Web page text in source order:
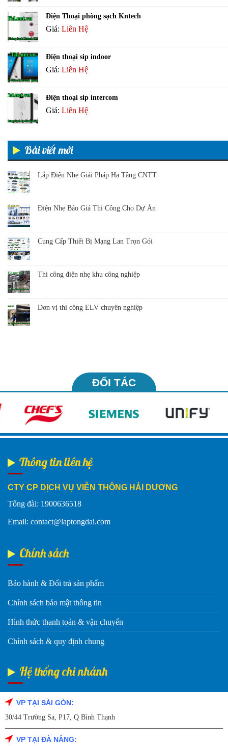
Điện Thoại phòng sạch Kntech
Giá: Liên Hệ
Điện thoại sip indoor
Giá: Liên Hệ
Điện thoại sip intercom
Giá: Liên Hệ
Bài viết mới
Lắp Điện Nhẹ Giải Pháp Hạ Tầng CNTT
Điện Nhẹ Báo Giá Thi Công Cho Dự Án
Cung Cấp Thiết Bị Mạng Lan Trọn Gói
Thi công điện nhẹ khu công nghiệp
Đơn vị thi công ELV chuyên nghiệp
ĐỐI TÁC
Thông tin liên hệ
CTY CP DỊCH VỤ VIỄN THÔNG HẢI DƯƠNG
Tổng đài: 1900636518
Email: contact@laptongdai.com
Chính sách
Bảo hành & Đổi trả sản phẩm
Chính sách bảo mật thông tin
Hình thức thanh toán & vận chuyển
Chính sách & quy định chung
Hệ thống chi nhánh
VP TẠI SÀI GÒN:
30/44 Trường Sa, P17, Q Bình Thạnh
VP TẠI ĐÀ NẴNG:
Fanpage Facebook